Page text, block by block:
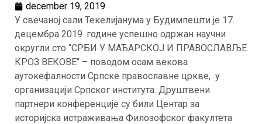
december 19, 2019
У свечаној сали Текелијанума у Будимпешти је 17.
децембра 2019. године успешно одржан научни
округли сто “СРБИ У МАЂАРСКОЈ И ПРАВОСЛАВЉЕ
КРОЗ ВЕКОВЕ“ – поводом осам векова
аутокефалности Српске православне цркве, у
организацији Српског института. Друштвени
партнери конференције су били Центар за
историјска истраживања Филозофског факултета